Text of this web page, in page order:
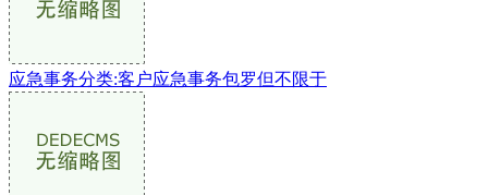
应急事务分类:客户应急事务包罗但不限于